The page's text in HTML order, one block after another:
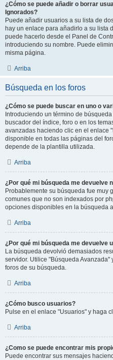
¿Cómo se puede añadir o borrar
Ignorados?
Puede añadir usuarios a su lista de
hay un enlace para añadirlo a su lista
puede hacerlo desde el Panel de
introduciendo su nombre. Puede
misma página.
Arriba
Búsqueda en los foros
¿Cómo se puede buscar en uno o
Introduciendo un término de
buscador del índice, foro o en los
avanzadas haciendo clic en el enlace
disponible en todas las páginas del
depende de la plantilla utilizada.
Arriba
¿Por qué mi búsqueda me devuelve
Probablemente su búsqueda fue muy
comunes que no son indexados por
opciones disponibles en la búsqueda
Arriba
¿Por qué mi búsqueda me devuelve
La búsqueda devolvió demasiados
servidor. Utilice "Búsqueda
foros de su búsqueda.
Arriba
¿Cómo busco usuarios?
Pulse en el enlace "Usuarios" y haga
Arriba
¿Como se puede encontrar mis
Puede encontrar sus mensajes